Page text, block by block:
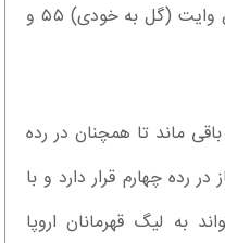
گل‌های نیوکاسل در این بازی را بن وایت (گل به خودی) ۵۵ و
۶۶ امتیازی باقی ماند تا همچنان در رده
تاتنهام با ۶۸ امتیاز در رده چهارم قرار دارد و با
به لیگ قهرمانان اروپا